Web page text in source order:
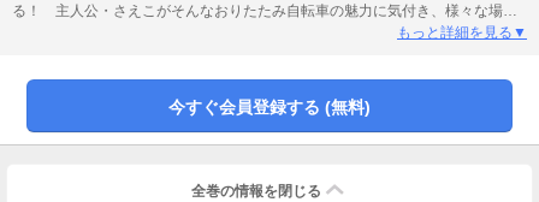
る！ 主人公・さえこがそんなおりたたみ自転車の魅力に気付き、様々な場所
を旅していくコミックエッセイ。普段は気にもしなかった街角での小さな発見
る温泉など、自転車旅でしか感じられない旅の魅力が満載！ 風をきって走る
爽快感、あなたも感じてみませんか？【週末が待ち遠しくなる６コース】コー
ス１ 井の頭恩賜公園で焼きたてパンモーニング！の旅コース２ 荒川河川敷
の早朝サイクリングで青春を感じる！ の旅コース３ 蔵前でジブン色のインク
で極楽湯＆聖地巡礼！の旅コース６ あこがれの絶景、しまなみ海道へ！の旅
もっと詳細を見る▼
今すぐ会員登録する (無料)
全巻の情報を 閉じる